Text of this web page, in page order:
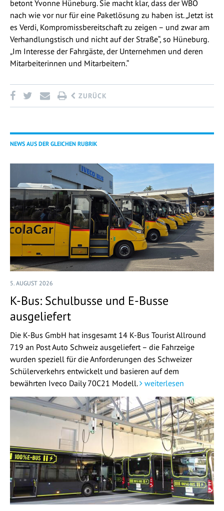
betont Yvonne Hüneburg. Sie macht klar, dass der WBO
nach wie vor nur für eine Paketlösung zu haben ist. „Jetzt ist
es Verdi, Kompromissbereitschaft zu zeigen – und zwar am
Verhandlungstisch und nicht auf der Straße“, so Hüneburg.
„Im Interesse der Fahrgäste, der Unternehmen und deren
Mitarbeiterinnen und Mitarbeitern.“
ZURÜCK
NEWS AUS DER GLEICHEN RUBRIK
5. AUGUST 2026
K-Bus: Schulbusse und E-Busse
ausgeliefert
Die K-Bus GmbH hat insgesamt 14 K-Bus Tourist Allround
719 an Post Auto Schweiz ausgeliefert – die Fahrzeige
wurden speziell für die Anforderungen des Schweizer
Schülerverkehrs entwickelt und basieren auf dem
bewährten Iveco Daily 70C21 Modell.
weiterlesen